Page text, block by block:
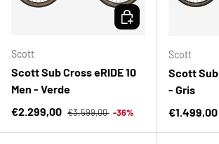
Scott
Scott Sub Cross eRIDE 10
Men - Verde
Precio de venta
€2.299,00 Precio normal
€3.599,00 -36%
ELEGIR OPCIONES
Scott
Scott Sub
- Gris
Precio de
€1.499,00